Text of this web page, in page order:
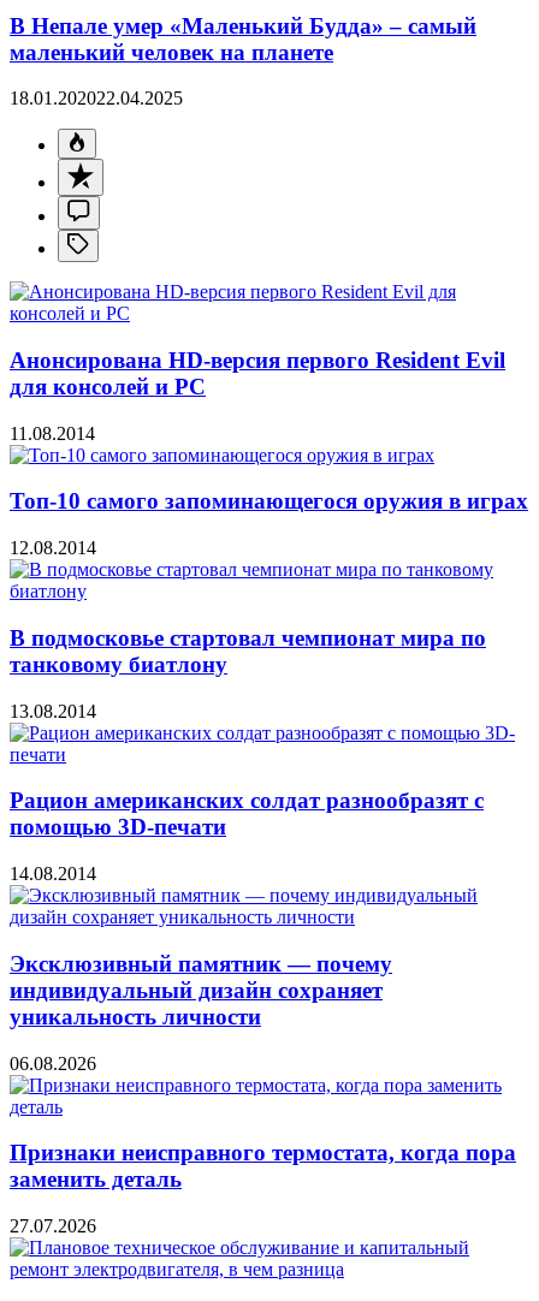
В Непале умер «Маленький Будда» – самый
маленький человек на планете
18.01.202022.04.2025
Анонсирована HD-версия первого Resident Evil
для консолей и PC
11.08.2014
Топ-10 самого запоминающегося оружия в играх
12.08.2014
В подмосковье стартовал чемпионат мира по
танковому биатлону
13.08.2014
Рацион американских солдат разнообразят с
помощью 3D-печати
14.08.2014
Эксклюзивный памятник — почему
индивидуальный дизайн сохраняет
уникальность личности
06.08.2026
Признаки неисправного термостата, когда пора
заменить деталь
27.07.2026